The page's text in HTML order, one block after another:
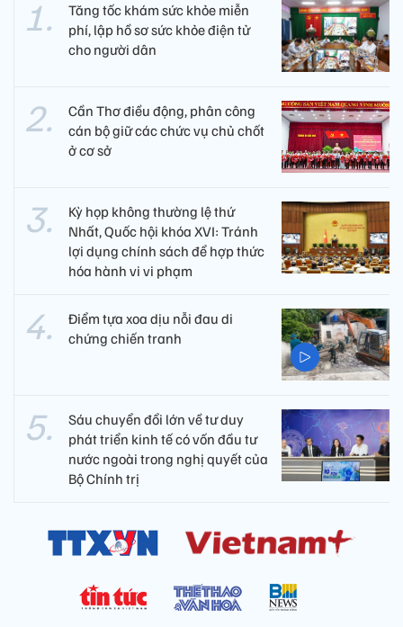
Tăng tốc khám sức khỏe miễn
phí, lập hồ sơ sức khỏe điện tử
cho người dân
Cần Thơ điều động, phân công
cán bộ giữ các chức vụ chủ chốt
ở cơ sở
Kỳ họp không thường lệ thứ
Nhất, Quốc hội khóa XVI: Tránh
lợi dụng chính sách để hợp thức
hóa hành vi vi phạm
Điểm tựa xoa dịu nỗi đau di
chứng chiến tranh
Sáu chuyển đổi lớn về tư duy
phát triển kinh tế có vốn đầu tư
nước ngoài trong nghị quyết của
Bộ Chính trị